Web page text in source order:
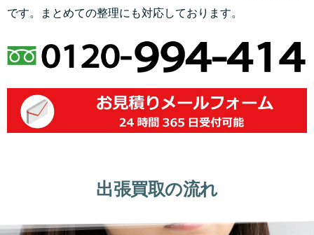
です。まとめての整理にも対応しております。
出張買取の流れ